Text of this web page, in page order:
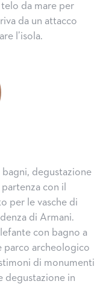
da mare per
da un attacco
l’isola.
degustazione
con il
per le vasche di
di Armani.
con bagno a
parco archeologico
di monumenti
degustazione in